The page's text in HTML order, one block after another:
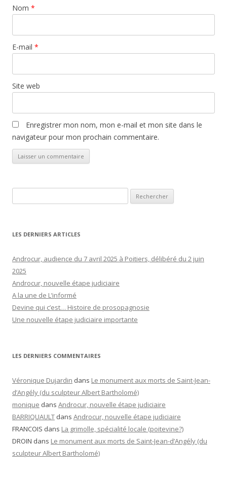
Nom *
E-mail *
Site web
Enregistrer mon nom, mon e-mail et mon site dans le
navigateur pour mon prochain commentaire.
LES DERNIERS ARTICLES
Androcur, audience du 7 avril 2025 à Poitiers, délibéré du 2 juin
2025
Androcur, nouvelle étape judiciaire
A la une de L’informé
Devine qui c’est… Histoire de prosopagnosie
Une nouvelle étape judiciaire importante
LES DERNIERS COMMENTAIRES
Véronique Dujardin dans Le monument aux morts de Saint-Jean-
d’Angély (du sculpteur Albert Bartholomé)
monique dans Androcur, nouvelle étape judiciaire
BARRIQUAULT dans Androcur, nouvelle étape judiciaire
FRANCOIS dans La grimolle, spécialité locale (poitevine?)
DROIN dans Le monument aux morts de Saint-Jean-d’Angély (du
sculpteur Albert Bartholomé)